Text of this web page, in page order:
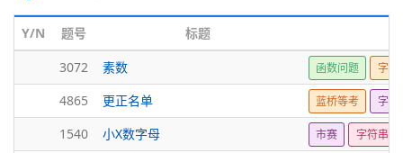
Y/N 题号
标题
3072
素数 函数问题 字符
4865 更正名单 蓝桥等考 字符
1540 小X数字母 市赛 字符串